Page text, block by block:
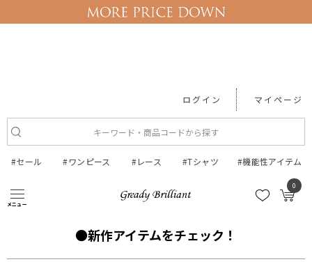
メニュー
0
ログイン マイページ
#セール #ワンピース #レース #Tシャツ #機能性アイテム
2020SSコンテンツ
●新作アイテムをチェック！